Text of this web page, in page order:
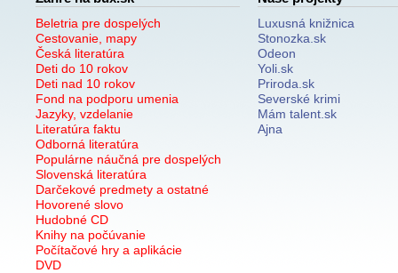
Beletria pre dospelých
Cestovanie, mapy
Česká literatúra
Deti do 10 rokov
Deti nad 10 rokov
Fond na podporu umenia
Jazyky, vzdelanie
Literatúra faktu
Odborná literatúra
Populárne náučná pre dospelých
Slovenská literatúra
Darčekové predmety a ostatné
Hovorené slovo
Hudobné CD
Knihy na počúvanie
Počítačové hry a aplikácie
DVD
Luxusná knižnica
Stonozka.sk
Odeon
Yoli.sk
Priroda.sk
Severské krimi
Mám talent.sk
Ajna